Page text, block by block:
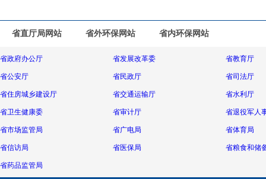
省直厅局网站 省外环保网站 省内环保网站
省政府办公厅 省发展改革委 省教育厅
省公安厅 省民政厅 省司法厅
省住房城乡建设厅 省交通运输厅 省水利厅
省卫生健康委 省审计厅 省退役军人
省市场监管局 省广电局 省体育局
省信访局 省医保局 省粮食和储
省药品监管局